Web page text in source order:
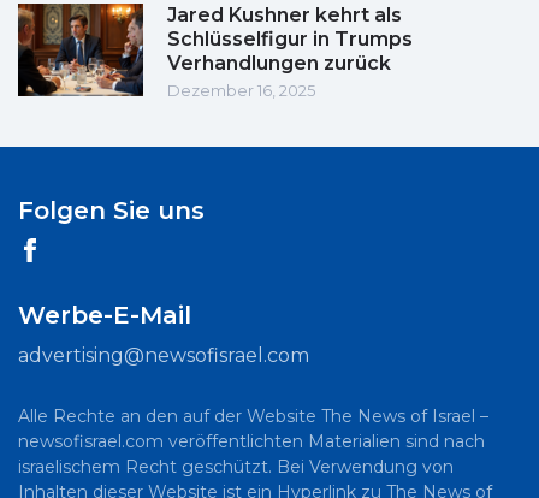
Jared Kushner kehrt als
Schlüsselfigur in Trumps
Verhandlungen zurück
Dezember 16, 2025
Folgen Sie uns
Werbe-E-Mail
advertising@newsofisrael.com
Alle Rechte an den auf der Website The News of Israel –
newsofisrael.com veröffentlichten Materialien sind nach
israelischem Recht geschützt. Bei Verwendung von
Inhalten dieser Website ist ein Hyperlink zu The News of